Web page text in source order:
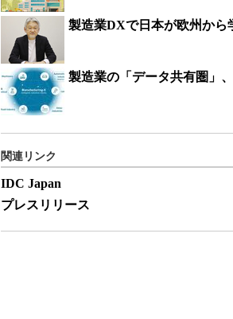
製造業DXで日本が欧州から
製造業の「データ共有圏」
関連リンク
IDC Japan
プレスリリース